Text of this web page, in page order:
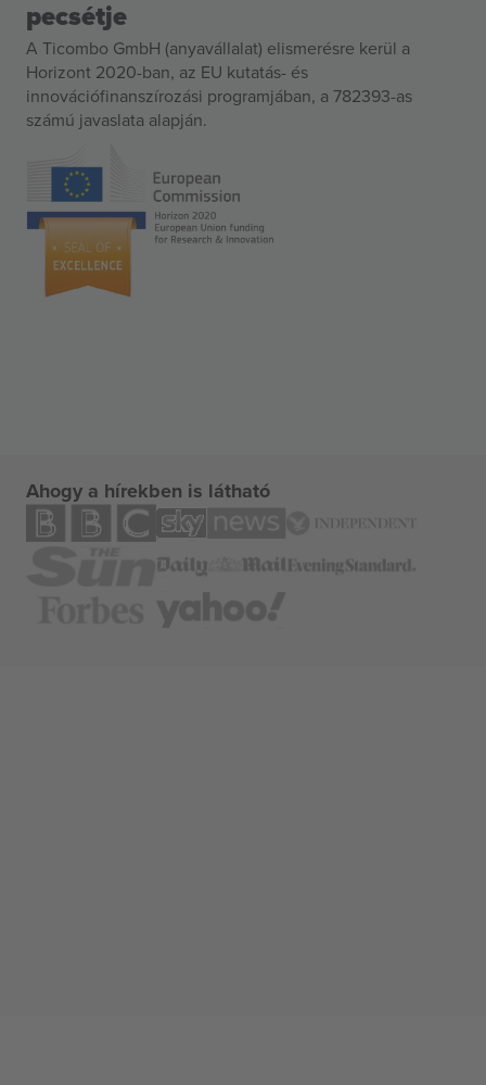
pecsétje
A Ticombo GmbH (anyavállalat) elismerésre kerül a
Horizont 2020-ban, az EU kutatás- és
innovációfinanszírozási programjában, a 782393-as
számú javaslata alapján.
Ahogy a hírekben is látható